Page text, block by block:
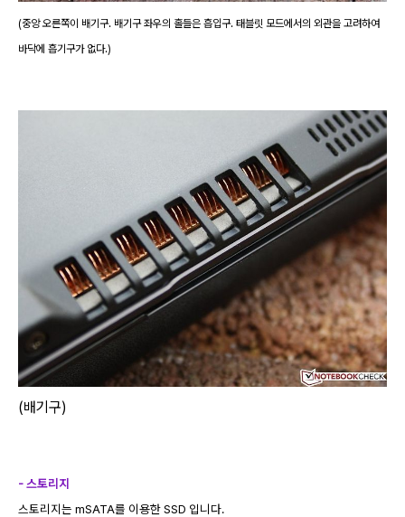
(중앙 오른쪽이 배기구. 배기구 좌우의 홀들은 흡입구. 태블릿 모드에서의 외관을 고려하여
바닥에 흡기구가 없다.)
(배기구)
- 스토리지
스토리지는 mSATA를 이용한 SSD 입니다.